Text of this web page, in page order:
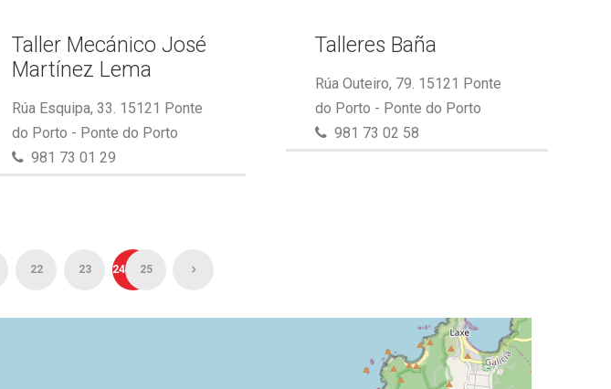
Taller Mecánico José
Martínez Lema
Rúa Esquipa, 33. 15121 Ponte
do Porto - Ponte do Porto
981 73 01 29
Talleres Baña
Rúa Outeiro, 79. 15121 Ponte
do Porto - Ponte do Porto
981 73 02 58
22 23 24 25